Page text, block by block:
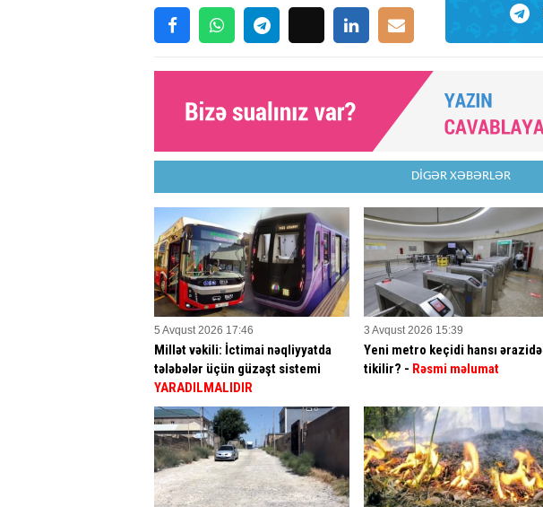
DİGƏR XƏBƏRLƏR
5 Avqust 2026 17:46
Millət vəkili: İctimai nəqliyyatda
tələbələr üçün güzəşt sistemi
YARADILMALIDIR
3 Avqust 2026 15:39
Yeni metro keçidi hansı ərazidə
tikilir? - Rəsmi məlumat